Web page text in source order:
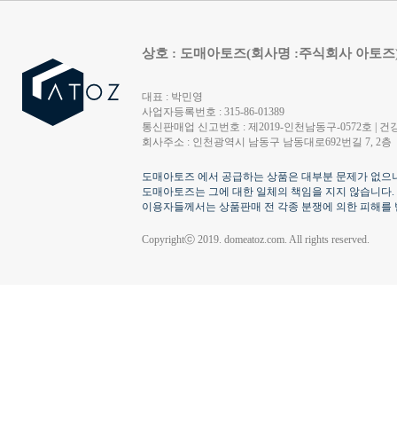
상호 : 도매아토즈(회사명 :주식회사 아토
대표 : 박민영
사업자등록번호 : 315-86-01389
통신판매업 신고번호 : 제2019-인천남동구-0572호 | 건
회사주소 : 인천광역시 남동구 남동대로692번길 7, 2층
도매아토즈 에서 공급하는 상품은 대부분 문제가 없
도매아토즈는 그에 대한 일체의 책임을 지지 않습니다.
이용자들께서는 상품판매 전 각종 분쟁에 의한 피해
Copyrightⓒ 2019. domeatoz.com. All rights reserved.